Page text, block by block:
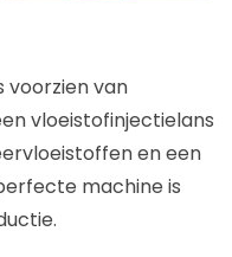
voorzien van
vloeistofinjectielans
en een
machine is